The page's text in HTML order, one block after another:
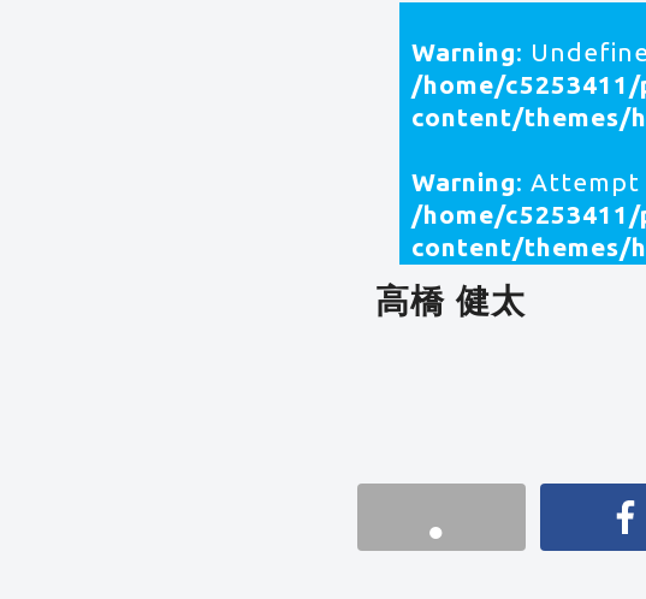
Warning:
/home/
content/themes/
Warning: Attempt
/home/
content/themes/
高橋 健太